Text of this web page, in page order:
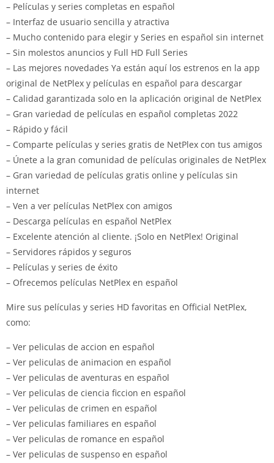
– Películas y series completas en español
– Interfaz de usuario sencilla y atractiva
– Mucho contenido para elegir y Series en español sin internet
– Sin molestos anuncios y Full HD Full Series
– Las mejores novedades Ya están aquí los estrenos en la app
original de NetPlex y películas en español para descargar
– Calidad garantizada solo en la aplicación original de NetPlex
– Gran variedad de películas en español completas 2022
– Rápido y fácil
– Comparte películas y series gratis de NetPlex con tus amigos
– Únete a la gran comunidad de películas originales de NetPlex
– Gran variedad de películas gratis online y películas sin
internet
– Ven a ver películas NetPlex con amigos
– Descarga películas en español NetPlex
– Excelente atención al cliente. ¡Solo en NetPlex! Original
– Servidores rápidos y seguros
– Películas y series de éxito
– Ofrecemos películas NetPlex en español
Mire sus películas y series HD favoritas en Official NetPlex,
como:
– Ver peliculas de accion en español
– Ver peliculas de animacion en español
– Ver peliculas de aventuras en español
– Ver peliculas de ciencia ficcion en español
– Ver peliculas de crimen en español
– Ver peliculas familiares en español
– Ver peliculas de romance en español
– Ver peliculas de suspenso en español